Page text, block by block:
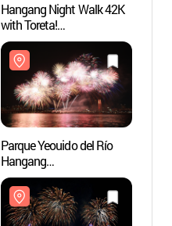
Hangang Night Walk 42K
with Toreta!
(한강나이트워크42K with
토레타!)
Parque Yeouido del Río
Hangang
(여의도한강공원)